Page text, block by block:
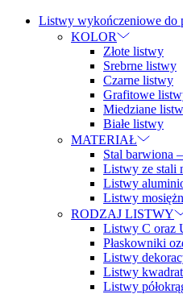
Listwy wykończeniowe do
KOLOR
Złote listwy
Srebrne listwy
Czarne listwy
Grafitowe
Miedziane
Białe listwy
MATERIAŁ
Stal barwiona
Listwy ze stali
Listwy
Listwy
RODZAJ LISTWY
Listwy C oraz
Płaskowniki
Listwy
Listwy
Listwy